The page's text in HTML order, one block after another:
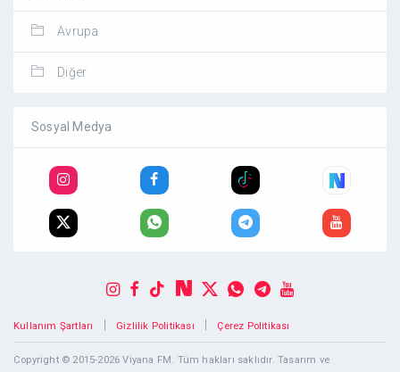
Avrupa
Diğer
Sosyal Medya
Kullanım Şartları Gizlilik Politikası Çerez Politikası
Copyright © 2015-2026 Viyana FM. Tüm hakları saklıdır. Tasarım ve